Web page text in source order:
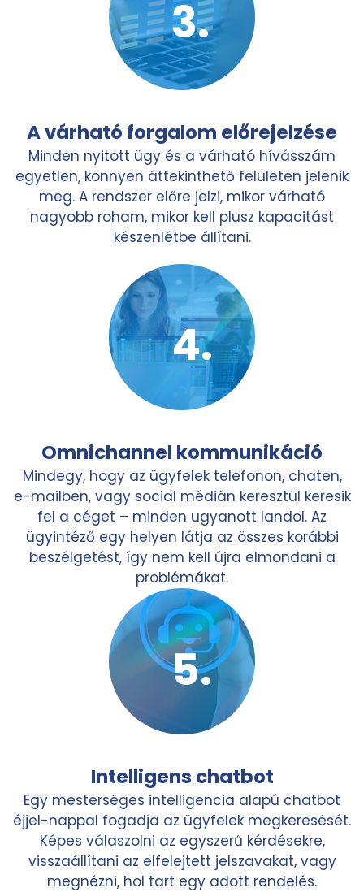
A várható forgalom előrejelzése
Minden nyitott ügy és a várható hívásszám
egyetlen, könnyen áttekinthető felületen jelenik
meg. A rendszer előre jelzi, mikor várható
nagyobb roham, mikor kell plusz kapacitást
készenlétbe állítani.
Omnichannel kommunikáció
Mindegy, hogy az ügyfelek telefonon, chaten,
e-mailben, vagy social médián keresztül keresik
fel a céget – minden ugyanott landol. Az
ügyintéző egy helyen látja az összes korábbi
beszélgetést, így nem kell újra elmondani a
problémákat.
Intelligens chatbot
Egy mesterséges intelligencia alapú chatbot
éjjel-nappal fogadja az ügyfelek megkeresését.
Képes válaszolni az egyszerű kérdésekre,
visszaállítani az elfelejtett jelszavakat, vagy
megnézni, hol tart egy adott rendelés.